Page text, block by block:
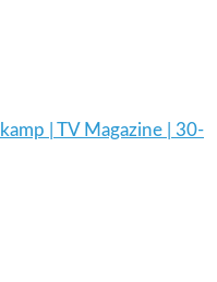
| TV Magazine | 30-